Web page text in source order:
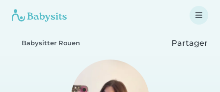
Babysitter Rouen Partager